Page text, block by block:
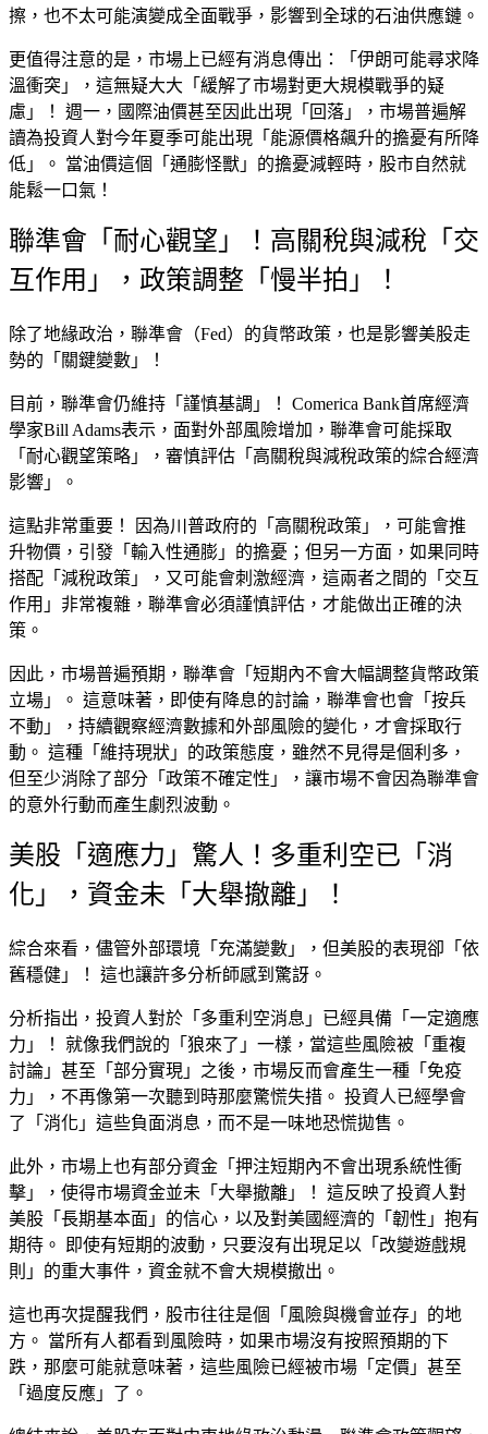
擦，也不太可能演變成全面戰爭，影響到全球的石油供應鏈。
更值得注意的是，市場上已經有消息傳出：「 伊朗可能尋求降
溫衝突 」，這無疑大大「 緩解了市場對更大規模戰爭的疑
慮 」！ 週一，國際油價甚至因此出現「 回落 」，市場普遍解
讀為投資人對今年夏季可能出現「 能源價格飆升的擔憂有所降
低 」。 當油價這個「 通膨怪獸 」的擔憂減輕時，股市自然就
能鬆一口氣！
聯準會「耐心觀望」！高關稅與減稅「交
互作用」，政策調整「慢半拍」！
除了地緣政治，聯準會（Fed）的貨幣政策，也是影響美股走
勢的「 關鍵變數 」！
目前，聯準會仍維持「 謹慎基調 」！ Comerica Bank首席經濟
學家Bill Adams表示，面對外部風險增加，聯準會可能採取
「 耐心觀望策略 」，審慎評估「 高關稅與減稅政策的綜合經濟
影響 」。
這點非常重要！ 因為川普政府的「 高關稅政策 」，可能會推
升物價，引發「 輸入性通膨 」的擔憂；但另一方面，如果同時
搭配「 減稅政策 」，又可能會刺激經濟，這兩者之間的「 交互
作用 」非常複雜，聯準會必須謹慎評估，才能做出正確的決
策。
因此，市場普遍預期，聯準會「 短期內不會大幅調整貨幣政策
立場 」。 這意味著，即使有降息的討論，聯準會也會「 按兵
不動 」，持續觀察經濟數據和外部風險的變化，才會採取行
動。 這種「 維持現狀 」的政策態度，雖然不見得是個利多，
但至少消除了部分「 政策不確定性 」，讓市場不會因為聯準會
的意外行動而產生劇烈波動。
美股「適應力」驚人！多重利空已「消
化」，資金未「大舉撤離」！
綜合來看，儘管外部環境「 充滿變數 」，但美股的表現卻「 依
舊穩健 」！ 這也讓許多分析師感到驚訝。
分析指出，投資人對於「 多重利空消息 」已經具備「 一定適應
力 」！ 就像我們說的「 狼來了 」一樣，當這些風險被「 重複
討論 」甚至「 部分實現 」之後，市場反而會產生一種「 免疫
力 」，不再像第一次聽到時那麼驚慌失措。 投資人已經學會
了「 消化 」這些負面消息，而不是一味地恐慌拋售。
此外，市場上也有部分資金「 押注短期內不會出現系統性衝
擊 」，使得市場資金並未「 大舉撤離 」！ 這反映了投資人對
美股「 長期基本面 」的信心，以及對美國經濟的「 韌性 」抱有
期待。 即使有短期的波動，只要沒有出現足以「 改變遊戲規
則 」的重大事件，資金就不會大規模撤出。
這也再次提醒我們，股市往往是個「 風險與機會並存 」的地
方。 當所有人都看到風險時，如果市場沒有按照預期的下
跌，那麼可能就意味著，這些風險已經被市場「 定價 」甚至
「 過度反應 」了。